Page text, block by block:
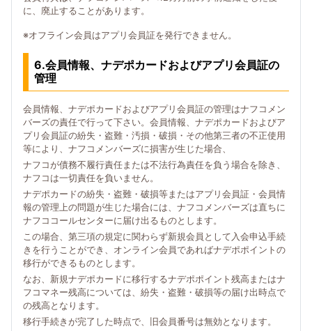
に、廃止することがあります。
※オフライン会員はアプリ会員証を発行できません。
6.会員情報、ナデポカードおよびアプリ会員証の
管理
会員情報、ナデポカードおよびアプリ会員証の管理はナフコメン
バーズの責任で行って下さい。会員情報、ナデポカードおよびア
プリ会員証の紛失・盗難・汚損・破損・その他第三者の不正使用
等により、ナフコメンバーズに損害が生じた場合、
ナフコが債務不履行責任または不法行為責任を負う場合を除き、
ナフコは一切責任を負いません。
ナデポカードの紛失・盗難・破損等またはアプリ会員証・会員情
報の管理上の問題が生じた場合には、ナフコメンバーズは直ちに
ナフココールセンターに届け出るものとします。
この場合、第三項の規定に関わらず新規会員として入会申込手続
きを行うことができ、オンライン会員であればナデポポイントの
移行ができるものとします。
なお、新規ナデポカードに移行するナデポポイント残高またはナ
フコマネー残高については、紛失・盗難・破損等の届け出時点で
の残高となります。
移行手続きが完了した時点で、旧会員番号は無効となります。